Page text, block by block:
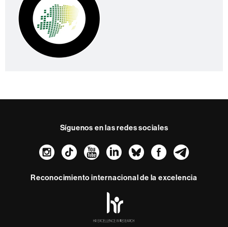
Síguenos en las redes sociales
Instagram
TikTokYouTube
LinkedIn
Bluesky
Reconocimiento internacional de la excelencia